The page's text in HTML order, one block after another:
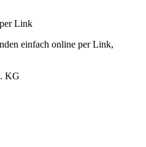
Link
einfach online per Link,
KG